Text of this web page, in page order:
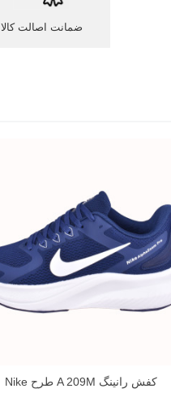
ضمانت اصالت کالا
کفش رانینگ A 209M طرح Nike